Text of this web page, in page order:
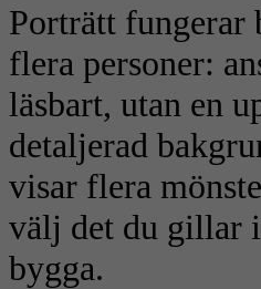
Porträtt
flera personer:
läsbart, utan en
detaljerad
visar flera
välj det du gillar
bygga.